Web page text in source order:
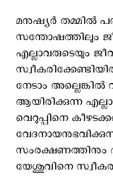
മനുഷ്യര്‍ തമ്മിൽ
സന്തോഷത്തിലും
എല്ലാവരുടെയും
നേടാം
ആയിരിക്കുന്ന
വെറുപ്പിനെ
സംരക്ഷണത്തിനും
യേശുവിനെ